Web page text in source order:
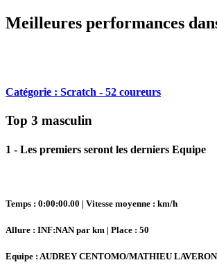
Meilleures performances
Catégorie : Scratch - 52 coureurs
Top 3 masculin
1 - Les premiers seront les derniers Equipe
Temps : 0:00:00.00 | Vitesse moyenne : km/h
Allure : INF:NAN par km | Place : 50
Equipe : AUDREY CENTOMO/MATHIEU